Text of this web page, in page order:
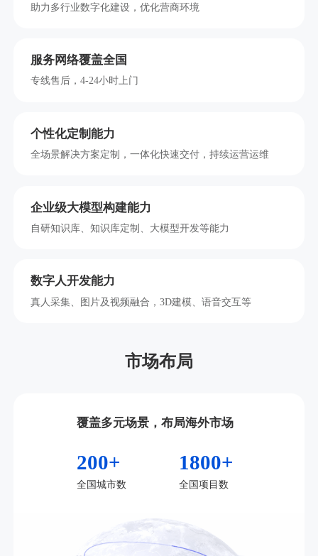
助力多行业数字化建设，优化营商环境
服务网络覆盖全国
专线售后，4-24小时上门
个性化定制能力
全场景解决方案定制，一体化快速交付，持续运营运维
企业级大模型构建能力
自研知识库、知识库定制、大模型开发等能力
数字人开发能力
真人采集、图片及视频融合，3D建模、语音交互等
市场布局
覆盖多元场景，布局海外市场
200+
全国城市数
1800+
全国项目数